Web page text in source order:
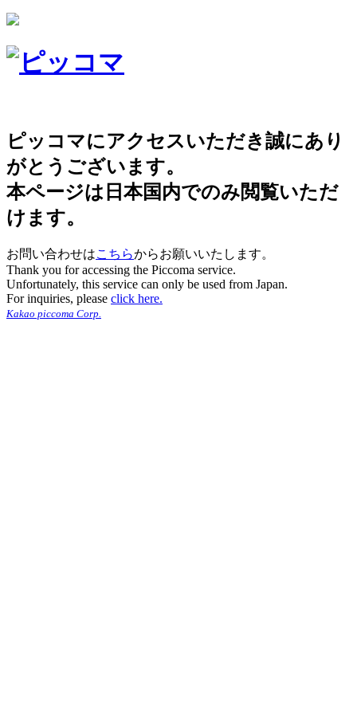
ピッコマにアクセスいただき誠にあり
がとうございます。
本ページは日本国内でのみ閲覧いただ
けます。
お問い合わせはこちらからお願いいたします。
Thank you for accessing the Piccoma service.
Unfortunately, this service can only be used from Japan.
For inquiries, please click here.
Kakao piccoma Corp.